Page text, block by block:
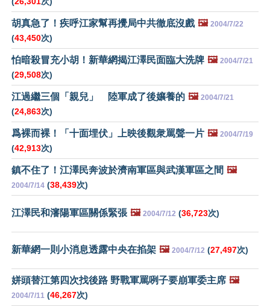
胡真急了！疾呼江家幫再攪局中共徹底沒戲 🖼️ 2004/7/22
(43,450次)
怕暗殺冒充小胡！新華網揭江澤民面臨大洗牌 🖼️ 2004/7/21
(29,508次)
江過繼三個「親兒」 陸軍成了後孃養的 🖼️ 2004/7/21
(24,863次)
爲裸而裸！「十面埋伏」上映後觀衆罵聲一片 🖼️ 2004/7/19
(42,913次)
鎮不住了！江澤民奔波於濟南軍區與武漢軍區之間 🖼️
2004/7/14 (38,439次)
江澤民和瀋陽軍區關係緊張 🖼️ 2004/7/12 (36,723次)
新華網一則小消息透露中央在掐架 🖼️ 2004/7/12 (27,497次)
姘頭替江第四次找後路 野戰軍罵咧子要崩軍委主席 🖼️
2004/7/11 (46,267次)